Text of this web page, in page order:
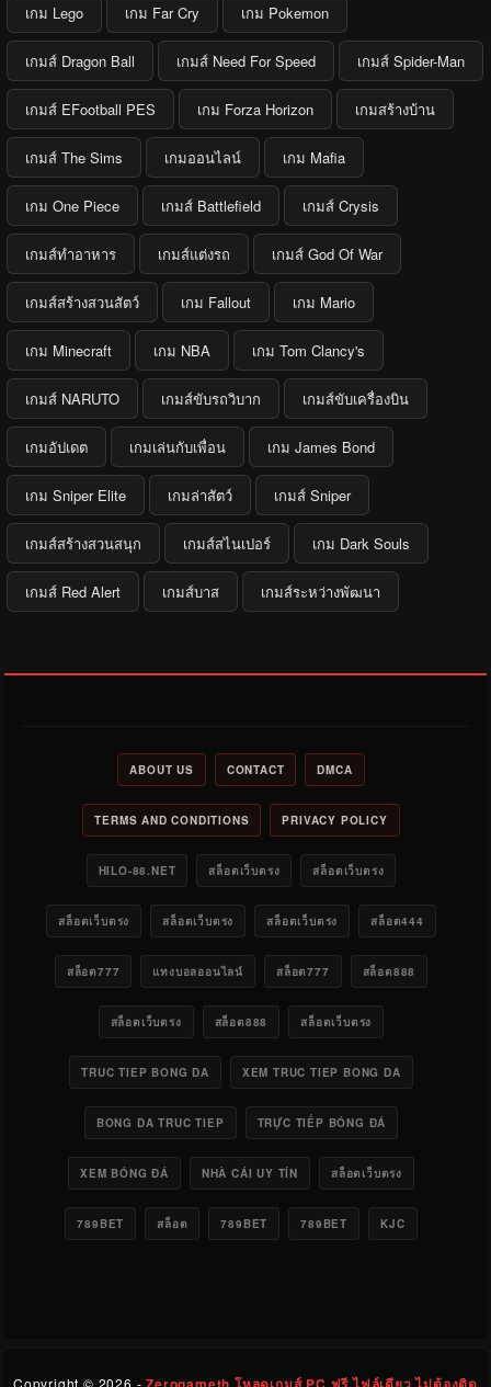
เกม Lego เกม Far Cry เกม Pokemon
เกมส์ Dragon Ball เกมส์ Need For Speed เกมส์ Spider-Man
เกมส์ EFootball PES เกม Forza Horizon เกมสร้างบ้าน
เกมส์ The Sims เกมออนไลน์ เกม Mafia
เกม One Piece เกมส์ Battlefield เกมส์ Crysis
เกมส์ทำอาหาร เกมส์แต่งรถ เกมส์ God Of War
เกมส์สร้างสวนสัตว์ เกม Fallout เกม Mario
เกม Minecraft เกม NBA เกม Tom Clancy's
เกมส์ NARUTO เกมส์ขับรถวิบาก เกมส์ขับเครื่องบิน
เกมอัปเดต เกมเล่นกับเพื่อน เกม James Bond
เกม Sniper Elite เกมล่าสัตว์ เกมส์ Sniper
เกมส์สร้างสวนสนุก เกมส์สไนเปอร์ เกม Dark Souls
เกมส์ Red Alert เกมส์บาส เกมส์ระหว่างพัฒนา
ABOUT US CONTACT DMCA
TERMS AND CONDITIONS PRIVACY POLICY
HILO-88.NET สล็อตเว็บตรง สล็อตเว็บตรง
สล็อตเว็บตรง สล็อตเว็บตรง สล็อตเว็บตรง สล็อต444
สล็อต777 แทงบอลออนไลน์ สล็อต777 สล็อต888
สล็อตเว็บตรง สล็อต888 สล็อตเว็บตรง
TRUC TIEP BONG DA XEM TRUC TIEP BONG DA
BONG DA TRUC TIEP TRỰC TIẾP BÓNG ĐÁ
XEM BÓNG ĐÁ NHÀ CÁI UY TÍN สล็อตเว็บตรง
789BET สล็อต 789BET 789BET KJC
Copyright © 2026 -